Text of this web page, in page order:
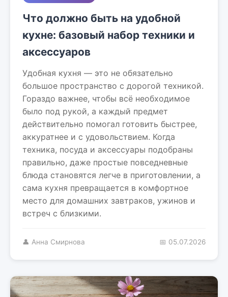
Что должно быть на удобной
кухне: базовый набор техники и
аксессуаров
Удобная кухня — это не обязательно
большое пространство с дорогой техникой.
Гораздо важнее, чтобы всё необходимое
было под рукой, а каждый предмет
действительно помогал готовить быстрее,
аккуратнее и с удовольствием. Когда
техника, посуда и аксессуары подобраны
правильно, даже простые повседневные
блюда становятся легче в приготовлении, а
сама кухня превращается в комфортное
место для домашних завтраков, ужинов и
встреч с близкими.
👤 Анна Смирнова 📅 05.07.2026